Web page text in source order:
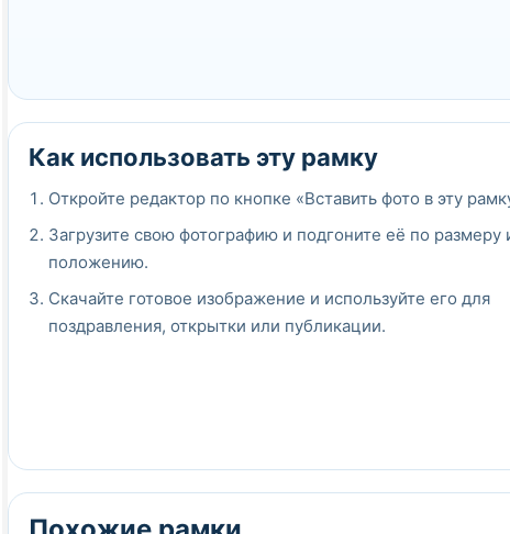
Как использовать эту рамку
Откройте редактор по кнопке «Вставить фото в эту
Загрузите свою фотографию и подгоните её по размеру
положению.
Скачайте готовое изображение и используйте его для
поздравления, открытки или публикации.